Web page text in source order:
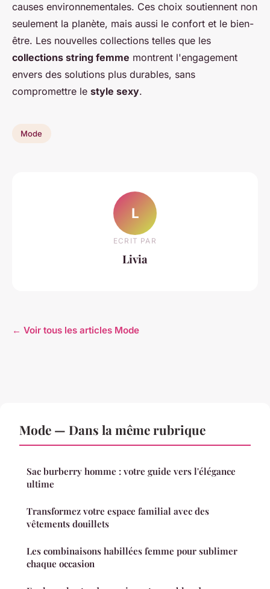
causes environnementales. Ces choix soutiennent non
seulement la planète, mais aussi le confort et le bien-
être. Les nouvelles collections telles que les
collections string femme montrent l'engagement
envers des solutions plus durables, sans
compromettre le style sexy.
Mode
L
ECRIT PAR
Livia
← Voir tous les articles Mode
Mode — Dans la même rubrique
Sac burberry homme : votre guide vers l'élégance
ultime
Transformez votre espace familial avec des
vêtements douillets
Les combinaisons habillées femme pour sublimer
chaque occasion